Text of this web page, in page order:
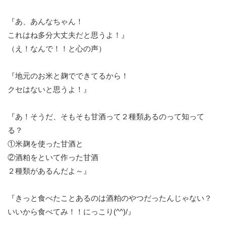
『あ、あんなちゃん！
これはね多分大丈夫だと思うよ！』
（え！なんで！！と心の声）
『地元のお米と麹でできてるから！
クセはないと思うよ！』
『あ！そうだ、そもそも甘酒って２種類あるのって知って
る？
①米麹を使った甘酒と
②酒粕をといて作った甘酒
２種類があるんだよ～』
『きっと食べたことあるのは酒粕のやつだったんじゃない？
いいから食べてみ！！にっこり(^^)/』